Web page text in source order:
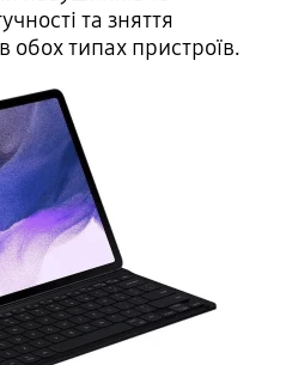
та зняття
обох типах пристроїв.